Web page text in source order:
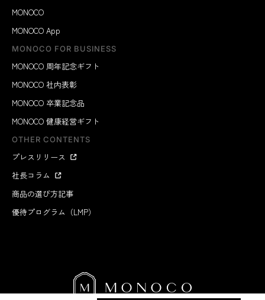
MONOCO
MONOCO App
MONOCO FOR BUSINESS
MONOCO 周年記念ギフト
MONOCO 社内表彰
MONOCO 卒業記念品
MONOCO 健康経営ギフト
OTHER CONTENTS
プレスリリース
社長コラム
商品の選び方記事
優待プログラム（LMP）